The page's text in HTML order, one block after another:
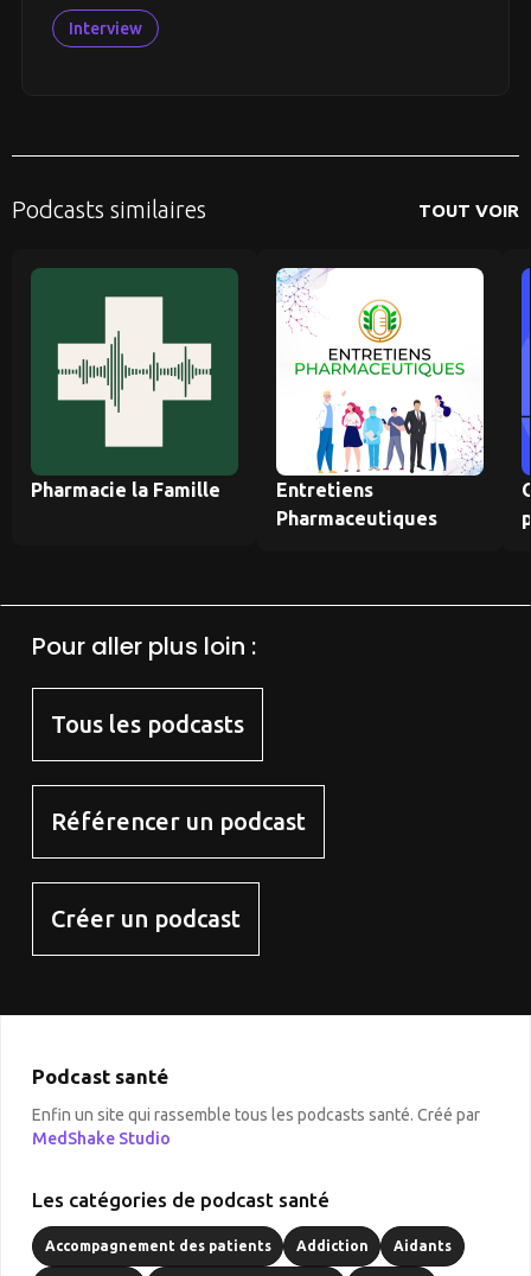
Interview
Podcasts similaires TOUT VOIR
Pharmacie la Famille
Entretiens
Pharmaceutiques
Pour aller plus loin :
Tous les podcasts
Référencer un podcast
Créer un podcast
Podcast santé
Enfin un site qui rassemble tous les podcasts santé. Créé par
MedShake Studio
Les catégories de podcast santé
Accompagnement des patients Addiction Aidants